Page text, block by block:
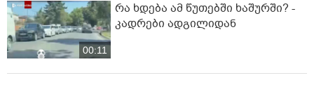
00:11
რა ხდება ამ წუთებში ხაშურში? -
კადრები ადგილიდან